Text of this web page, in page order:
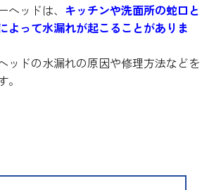
ッドは、 キッチンや洗面所の蛇口と
よって水漏れが起こることがありま
ッドの水漏れの原因や修理方法などを